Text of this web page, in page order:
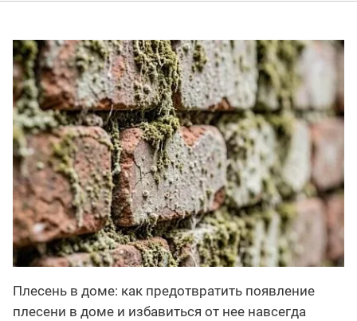
Плесень в доме: как предотвратить появление
плесени в доме и избавиться от нее навсегда